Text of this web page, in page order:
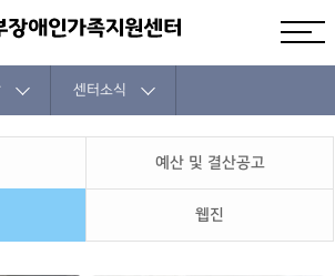
센터소식
예산 및 결산공고
웹진